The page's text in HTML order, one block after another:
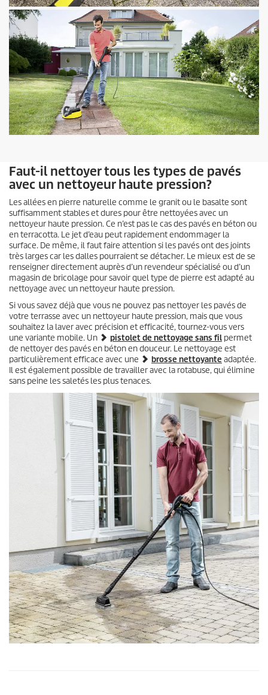
Faut-il nettoyer tous les types de pavés
avec un nettoyeur haute pression?
Les allées en pierre naturelle comme le granit ou le basalte sont
suffisamment stables et dures pour être nettoyées avec un
nettoyeur haute pression. Ce n’est pas le cas des pavés en béton ou
en terracotta. Le jet d’eau peut rapidement endommager la
surface. De même, il faut faire attention si les pavés ont des joints
très larges car les dalles pourraient se détacher. Le mieux est de se
renseigner directement auprès d’un revendeur spécialisé ou d’un
magasin de bricolage pour savoir quel type de pierre est adapté au
nettoyage avec un nettoyeur haute pression.
Si vous savez déjà que vous ne pouvez pas nettoyer les pavés de
votre terrasse avec un nettoyeur haute pression, mais que vous
souhaitez la laver avec précision et efficacité, tournez-vous vers
une variante mobile. Un
pistolet de nettoyage sans fil permet
de nettoyer des pavés en béton en douceur. Le nettoyage est
particulièrement efficace avec une
brosse nettoyante adaptée.
Il est également possible de travailler avec la rotabuse, qui élimine
sans peine les saletés les plus tenaces.